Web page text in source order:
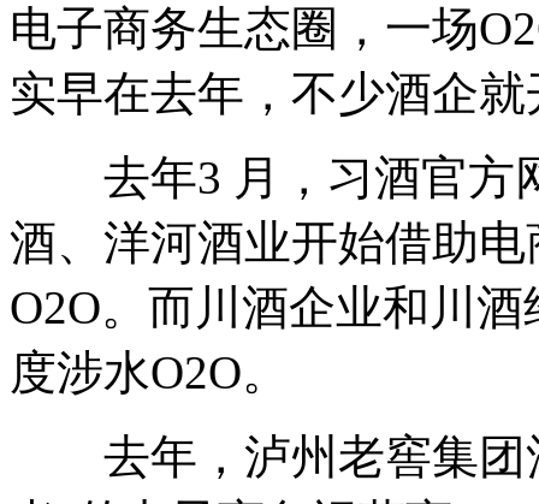
电子商务生态圈，一场
实早在去年，不少酒企
去年3 月，习酒官方
酒、洋河酒业开始借助
O2O。而川酒企业和川
度涉水O2O。
去年，泸州老窖集团